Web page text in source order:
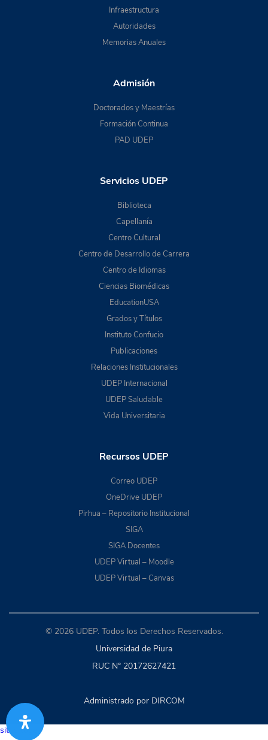
Infraestructura
Autoridades
Memorias Anuales
Admisión
Doctorados y Maestrías
Formación Continua
PAD UDEP
Servicios UDEP
Biblioteca
Capellanía
Centro Cultural
Centro de Desarrollo de Carrera
Centro de Idiomas
Ciencias Biomédicas
EducationUSA
Grados y Títulos
Instituto Confucio
Publicaciones
Relaciones Institucionales
UDEP Internacional
UDEP Saludable
Vida Universitaria
Recursos UDEP
Correo UDEP
OneDrive UDEP
Pirhua – Repositorio Institucional
SIGA
SIGA Docentes
UDEP Virtual – Moodle
UDEP Virtual – Canvas
© 2026 UDEP. Todos los Derechos Reservados.
Universidad de Piura
RUC N° 20172627421
Administrado por DIRCOM
situs togel